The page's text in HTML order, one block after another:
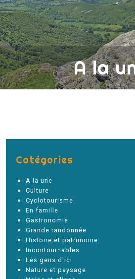
A la
Catégories
A la une
Culture
Cyclotourisme
En famille
Gastronomie
Grande randonnée
Histoire et patrimoine
Incontournables
Les gens d'ici
Nature et paysage